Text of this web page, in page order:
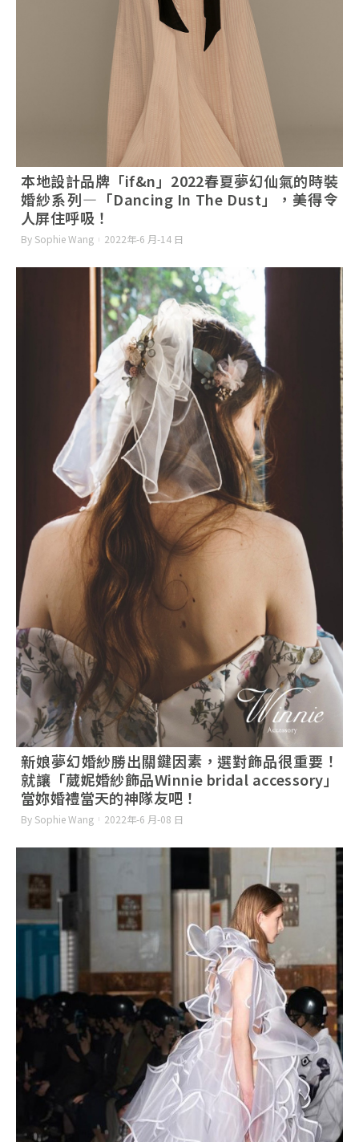
本地設計品牌「if&n」2022春夏夢幻仙氣的時裝
婚紗系列—「Dancing In The Dust」，美得令
人屏住呼吸！
By Sophie Wang 2022年-6 月-14 日
新娘夢幻婚紗勝出關鍵因素，選對飾品很重要！
就讓「葳妮婚紗飾品Winnie bridal accessory」
當妳婚禮當天的神隊友吧！
By Sophie Wang 2022年-6 月-08 日